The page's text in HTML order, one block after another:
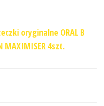
oryginalne ORAL B
MAXIMISER 4szt.